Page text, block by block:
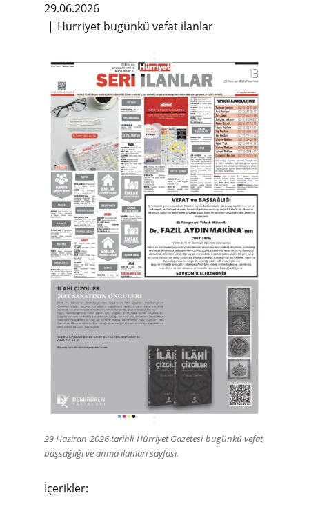
29.06.2026
Hürriyet bugünkü vefat ilanlar
29 Haziran 2026 tarihli Hürriyet Gazetesi bugünkü vefat,
başsağlığı ve anma ilanları sayfası.
İçerikler: